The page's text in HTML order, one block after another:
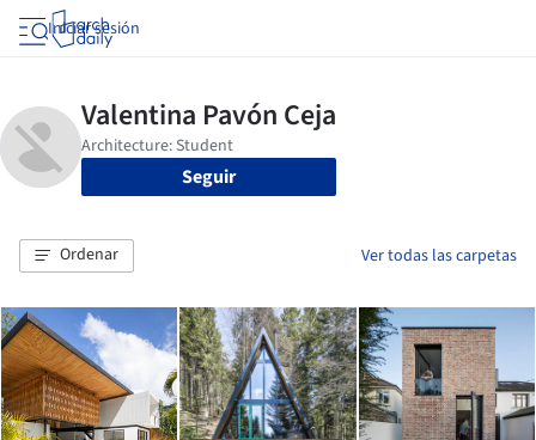
Iniciar sesión
Seguir
Ordenar Ver todas las carpetas